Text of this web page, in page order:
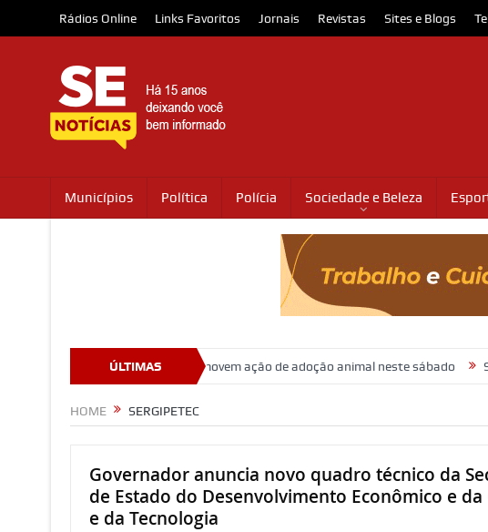
Rádios Online Links Favoritos Jornais Revistas Sites e Blogs
Municípios Política Polícia Sociedade e Beleza
ÚLTIMAS
Shopping Jardins promovem ação de adoção animal neste sábado STJ condena
HOME SERGIPETEC
Governador anuncia novo quadro técnico da
de Estado do Desenvolvimento Econômico e da
e da Tecnologia